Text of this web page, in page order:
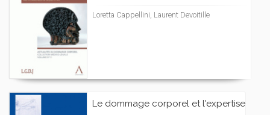
Loretta Cappellini, Laurent Devoitille
Le dommage corporel et l'expertise